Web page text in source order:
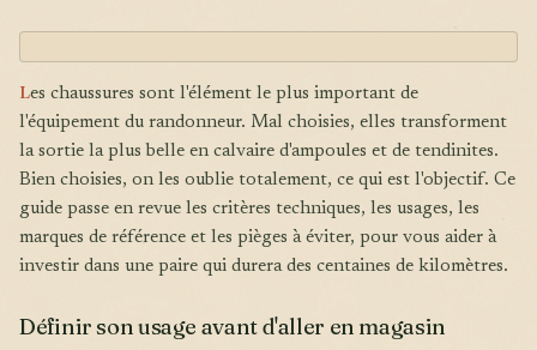
Les chaussures sont l'élément le plus important de
l'équipement du randonneur. Mal choisies, elles transforment
la sortie la plus belle en calvaire d'ampoules et de tendinites.
Bien choisies, on les oublie totalement, ce qui est l'objectif. Ce
guide passe en revue les critères techniques, les usages, les
marques de référence et les pièges à éviter, pour vous aider à
investir dans une paire qui durera des centaines de kilomètres.
Définir son usage avant d'aller en magasin